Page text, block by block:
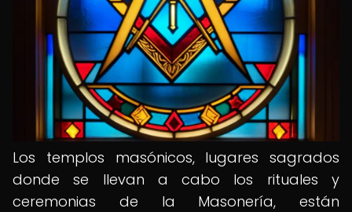
Los templos masónicos, lugares sagrados
donde se llevan a cabo los rituales y
ceremonias de la Masonería, están